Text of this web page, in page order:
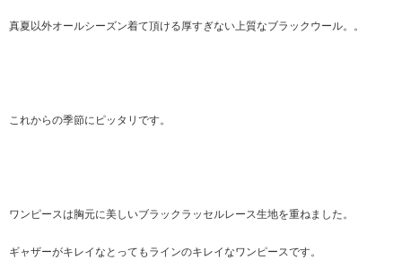
真夏以外オールシーズン着て頂ける厚すぎない上質なブラックウール。。
これからの季節にピッタリです。
ワンピースは胸元に美しいブラックラッセルレース生地を重ねました。
ギャザーがキレイなとってもラインのキレイなワンピースです。